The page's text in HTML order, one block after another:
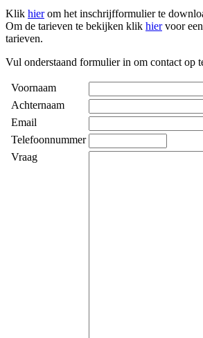
Klik hierom het inschrijfformulier te
Om de tarieven te bekijken klik hiervoor
tarieven.
Vul onderstaand formulier in om contact op
Voornaam
Achternaam
Email
Telefoonnummer
Vraag